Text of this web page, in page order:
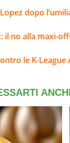
dopo
il no alla maxi-
le K-